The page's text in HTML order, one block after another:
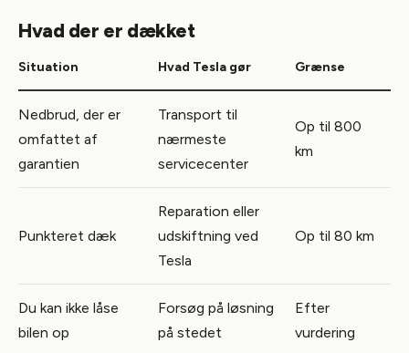
Hvad der er dækket
Situation Hvad Tesla gør Grænse
Nedbrud, der er
omfattet af
garantien
Transport til
nærmeste
servicecenter
Op til 800
km
Punkteret dæk
Reparation eller
udskiftning ved
Tesla
Op til 80 km
Du kan ikke låse
bilen op
Forsøg på løsning
på stedet
Efter
vurdering